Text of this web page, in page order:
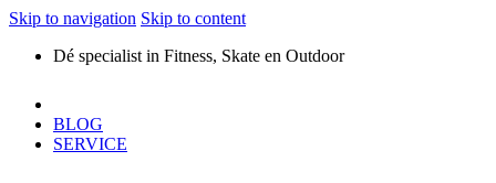
Skip to navigation Skip to content
Dé specialist in Fitness, Skate en Outdoor
BLOG
SERVICE